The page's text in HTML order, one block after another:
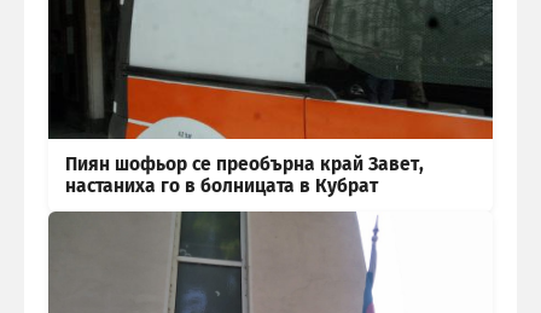
Пиян шофьор се преобърна край Завет,
настаниха го в болницата в Кубрат